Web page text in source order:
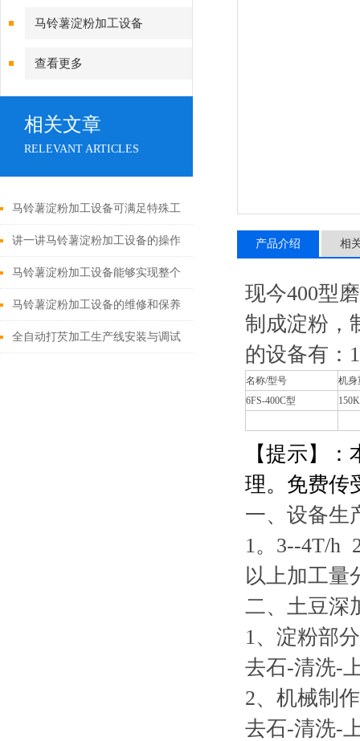
马铃薯淀粉加工设备
查看更多
相关文章
RELEVANT ARTICLES
马铃薯淀粉加工设备可满足特殊工
况要求
讲一讲马铃薯淀粉加工设备的操作
流程及注意
马铃薯淀粉加工设备能够实现整个
生产过程的自动化和智能化管理
马铃薯淀粉加工设备的维修和保养
是保持其正常运转的关键
全自动打芡加工生产线安装与调试
产品介绍 相
现今400型
制成淀粉，
的设备有：
名称/型号
机身
6FS-400C型
【提示】
理。免费传
一、设备生
1。 3--4T/h
以上加工量
二、土豆深
1、淀粉部
去石-清洗-
2、机械制
去石-清洗-